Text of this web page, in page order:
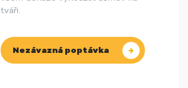
tváři.
Nezávazná poptávka